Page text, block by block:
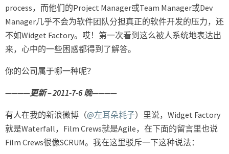
process，而他们的Project Manager或Team Manager或Dev
Manager几乎不会为软件团队分担真正的软件开发的压力，还
不如Widget Factory。哎！第一次看到这么被人系统地表达出
来，心中的一些困惑都得到了解答。
你的公司属于哪一种呢？
————更新 – 2011-7-6 晚————
有人在我的新浪微博（@左耳朵耗子）里说，Widget Factory
就是Waterfall，Film Crews就是Agile，在下面的留言里也说
Film Crews很像SCRUM。我在这里驳斥一下这种说法：